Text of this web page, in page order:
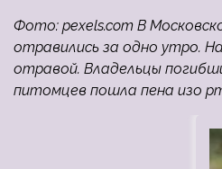
Фото: pexels.com В
отравились за одно утро.
отравой. Владельцы
питомцев пошла пена изо